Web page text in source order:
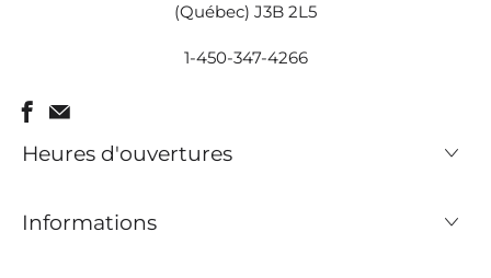
(Québec) J3B 2L5
1-450-347-4266
Heures d'ouvertures
Informations